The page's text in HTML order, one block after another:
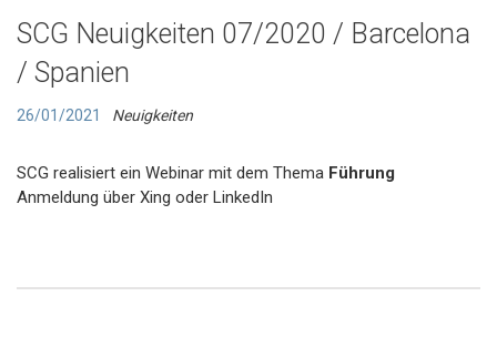
SCG Neuigkeiten 07/2020 / Barcelona
/ Spanien
26/01/2021 Neuigkeiten
SCG realisiert ein Webinar mit dem Thema Führung
Anmeldung über Xing oder LinkedIn